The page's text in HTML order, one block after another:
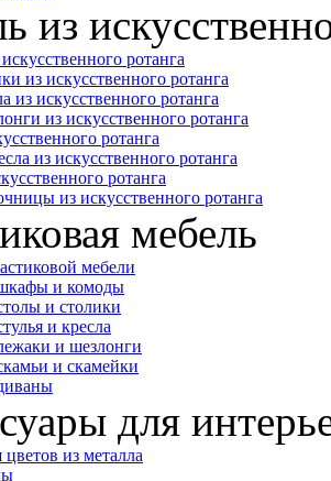
из
ротанга
из искусственного ротанга
из искусственного ротанга
из искусственного ротанга
ротанга
из искусственного ротанга
ротанга
из искусственного ротанга
мебель
мебели
и комоды
и столики
и кресла
и шезлонги
и скамейки
для
из металла